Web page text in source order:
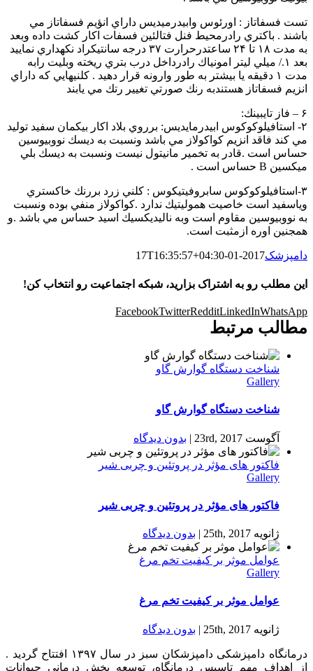
تست فسفاتاز : اورئوس وابيدرميديس داراي انؤيم فسفاتاز مي
باشند . باكتري رادرمحيط فنل فتالئين فسفات اكار كشت داده وبعد
به مدت ۱۸ تا ۲۴ ساعتدرحرارت ۳۷ درجه سانتيكراد نكهداري نماييد
بعد ۱./ ميلي ليتر امونياك رادرداخل درب بتري ريخته وبليت رابه
مدت ۱ دقيقه يا بيشتر به طور وارونه قرار دهيد . كلنيهايي كه داراي
انزيم فسفاتاز هستندبه رنك صورتي تغيير رتك مي يابند
۶ – فاز تايبينك:
۲- استافيلوكوكوس ابيدرمايديس: برروي بلاد اكار بيكمان سفيد توليد
مي كند فاقد انزيم كواكولاز مي باشد ونسبت به ديسك نووبيوسين
حساس است .قادر به تخمير مانيتول نيست ونسبت به ديسك بلي
ميكسين B حساس است .
۳-استافيلوكوكوس سابروفيتيكوس : كلني زرد بررنك خاكستري
وياسفيد است خاصيت هموليتيك ندارد .كواكولاز منفي بوده ونسبت
به نووبيوسين مقاوم است وبه ناليديكسيك اسيد حساس مي باشد .و
همجنين اوره ازمثبت است.
دامپزشک2017-01-17T16:35:57+04:30
این مطلب رو به اشتراک بزارید، شبکه اجتماعیت رو انتخاب کن!
FacebookTwitterRedditLinkedInWhatsApp
مطالب مرتبط
شناخت دستگاه گوارش گاو
Gallery
شناخت دستگاه گوارش گاو
آگوست 23rd, 2017 | بدون ديدگاه
فاكتور های مؤثر در پروتئین و چربی شیر
Gallery
فاكتور های مؤثر در پروتئین و چربی شیر
ژانویه 25th, 2017 | بدون ديدگاه
عوامل موثر بر کیفیت تخم مرغ
Gallery
عوامل موثر بر کیفیت تخم مرغ
ژانویه 25th, 2017 | بدون ديدگاه
درمانگاه دامپزشکی دامپزشکان سبز در سال ۱۳۹۷ افتتاح گردید .
از اهداف مهم تاسیس درمانگاه، توسعه بخش درمانی حیوانات